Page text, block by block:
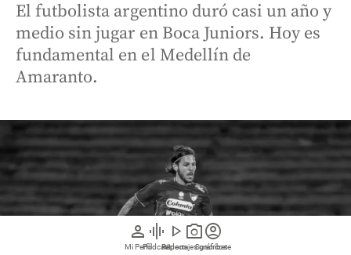
person
Mi Perfil
graphic_eq
Pódcast
play_arrow
Videos
photo_camera
Reportajes gráficos
account_circle
Suscríbete
El futbolista argentino duró casi un año y
medio sin jugar en Boca Juniors. Hoy es
fundamental en el Medellín de
Amaranto.